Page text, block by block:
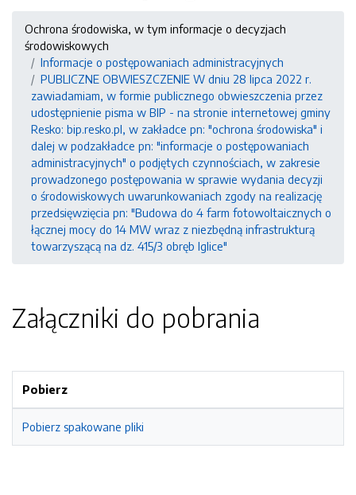
Ochrona środowiska, w tym informacje o decyzjach
środowiskowych
Informacje o postępowaniach administracyjnych
PUBLICZNE OBWIESZCZENIE W dniu 28 lipca 2022 r.
zawiadamiam, w formie publicznego obwieszczenia przez
udostępnienie pisma w BIP - na stronie internetowej gminy
Resko: bip.resko.pl, w zakładce pn: "ochrona środowiska" i
dalej w podzakładce pn: "informacje o postępowaniach
administracyjnych" o podjętych czynnościach, w zakresie
prowadzonego postępowania w sprawie wydania decyzji
o środowiskowych uwarunkowaniach zgody na realizację
przedsięwzięcia pn: "Budowa do 4 farm fotowoltaicznych o
łącznej mocy do 14 MW wraz z niezbędną infrastrukturą
towarzyszącą na dz. 415/3 obręb Iglice"
Załączniki do pobrania
Pobierz
Pobierz spakowane pliki